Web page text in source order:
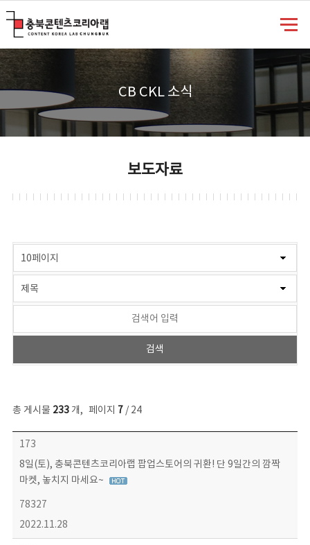
CB CKL 소식
보도자료
총 게시물 233개, 페이지 7 / 24
보도자료 목록 - 번호, 제목, 작성자, 파일, 조회수, 작성일 정보 제공
173
8일(토), 충북콘텐츠코리아랩 팝업스토어의 귀환! 단 9일간의 깜짝
마켓, 놓치지 마세요~
78327
2022.11.28